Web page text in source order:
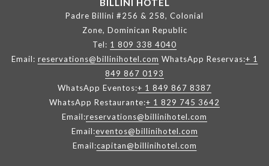
BILLINI HOTEL
Padre Billini #256 & 258, Colonial
Zone, Dominican Republic
Tel: 1 809 338 4040
Email: reservations@billinihotel.com WhatsApp Reservas:+ 1
849 867 0193
WhatsApp Eventos:+ 1 849 867 8387
WhatsApp Restaurante:+ 1 829 745 3642
Email:reservations@billinihotel.com
Email:eventos@billinihotel.com
Email:capitan@billinihotel.com